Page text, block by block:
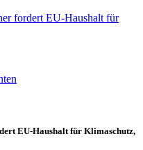
EU-Haushalt für Klimaschutz,